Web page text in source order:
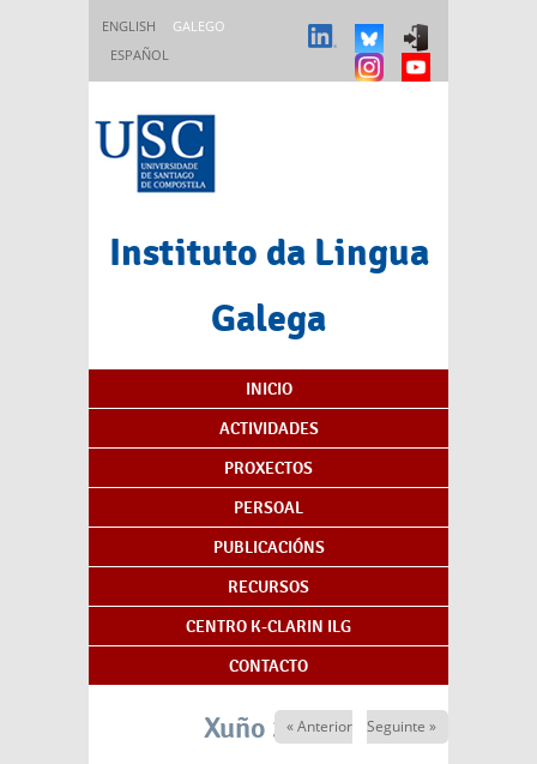
ENGLISH
GALEGO
ESPAÑOL
Instituto da Lingua
Galega
Índice de contidos
INICIO
ACTIVIDADES
PROXECTOS
PERSOAL
PUBLICACIÓNS
RECURSOS
CENTRO K-CLARIN ILG
CONTACTO
Xuño 2026
« Anterior Seguinte »